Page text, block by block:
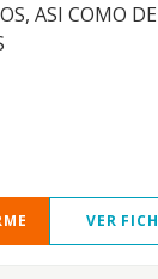
ASI COMO DE
VER